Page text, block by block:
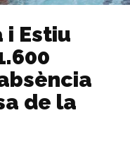
i Estiu
de la